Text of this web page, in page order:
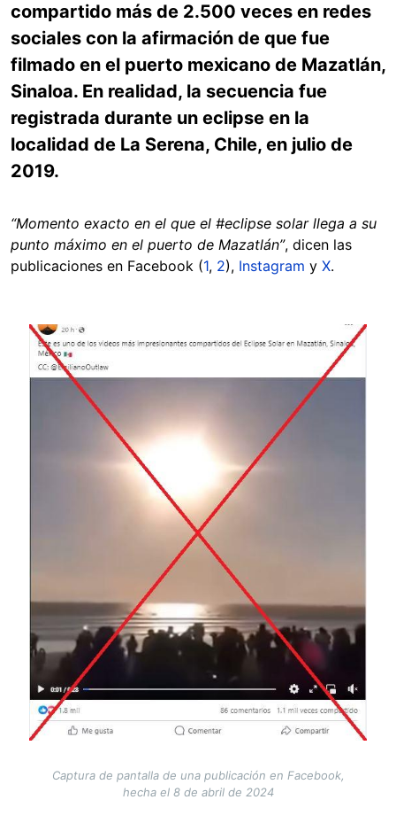
compartido más de 2.500 veces en redes
sociales con la afirmación de que fue
filmado en el puerto mexicano de Mazatlán,
Sinaloa. En realidad, la secuencia fue
registrada durante un eclipse en la
localidad de La Serena, Chile, en julio de
2019.
“Momento exacto en el que el #eclipse solar llega a su
punto máximo en el puerto de Mazatlán”, dicen las
publicaciones en Facebook (1, 2), Instagram y X.
Image
Captura de pantalla de una publicación en Facebook,
hecha el 8 de abril de 2024